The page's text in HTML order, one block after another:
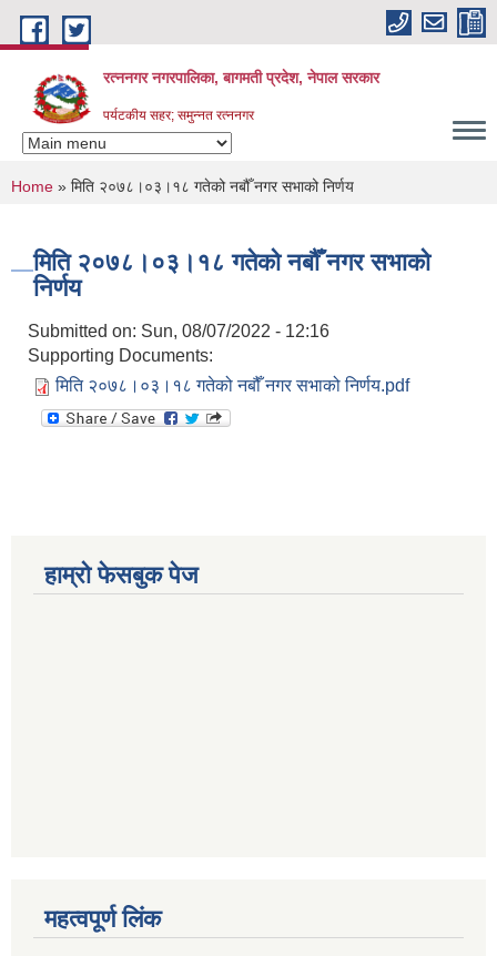
Skip to main content
रत्ननगर नगरपालिका, बागमती प्रदेश, नेपाल सरकार
पर्यटकीय सहर; समुन्नत रत्ननगर
You are here
Home » मिति २०७८।०३।१८ गतेको नबौँ नगर सभाको निर्णय
मिति २०७८।०३।१८ गतेको नबौँ नगर सभाको
निर्णय
Submitted on: Sun, 08/07/2022 - 12:16
Supporting Documents:
मिति २०७८।०३।१८ गतेको नबौँ नगर सभाको निर्णय.pdf
हाम्रो फेसबुक पेज
महत्वपूर्ण लिंक